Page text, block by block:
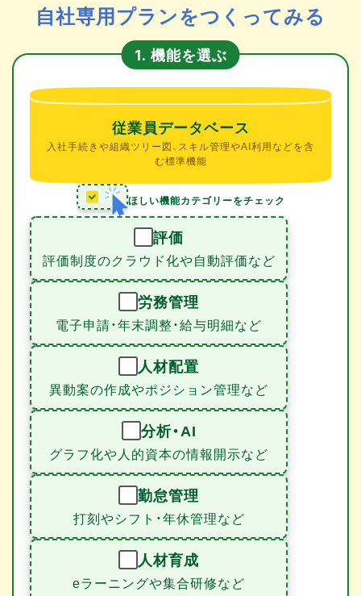
自社専用プランをつくってみる
1. 機能を選ぶ
従業員データベース
入社手続きや組織ツリー図、スキル管理やAI利用などを含
む標準機能
ほしい機能カテゴリーをチェック
評価
評価制度のクラウド化や自動評価など
労務管理
電子申請・年末調整・給与明細など
人材配置
異動案の作成やポジション管理など
分析・AI
グラフ化や人的資本の情報開示など
勤怠管理
打刻やシフト・年休管理など
人材育成
eラーニングや集合研修など